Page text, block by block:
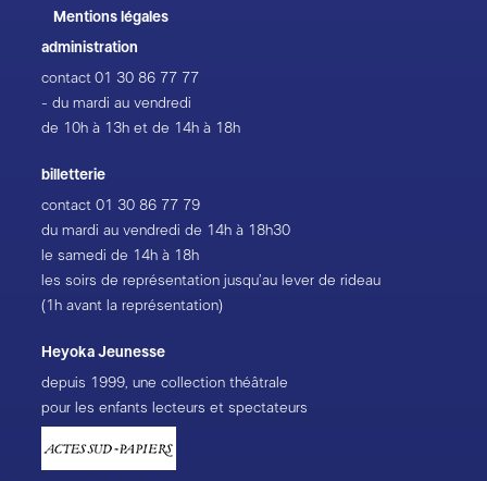
Mentions légales
administration
contact 01 30 86 77 77
- du mardi au vendredi
de 10h à 13h et de 14h à 18h
billetterie
contact 01 30 86 77 79
du mardi au vendredi de 14h à 18h30
le samedi de 14h à 18h
les soirs de représentation jusqu’au lever de rideau
(1h avant la représentation)
Heyoka Jeunesse
depuis 1999, une collection théâtrale
pour les enfants lecteurs et spectateurs